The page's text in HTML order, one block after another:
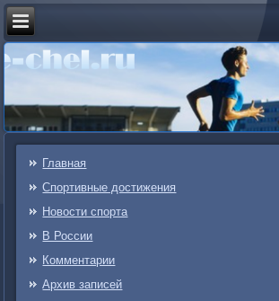
Главная
Спортивные достижения
Новости спорта
В России
Комментарии
Архив записей